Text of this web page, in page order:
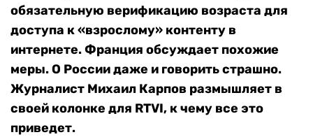
обязательную верификацию возраста для
доступа к «взрослому» контенту в
интернете. Франция обсуждает похожие
меры. О России даже и говорить страшно.
Журналист Михаил Карпов размышляет в
своей колонке для RTVI, к чему все это
приведет.